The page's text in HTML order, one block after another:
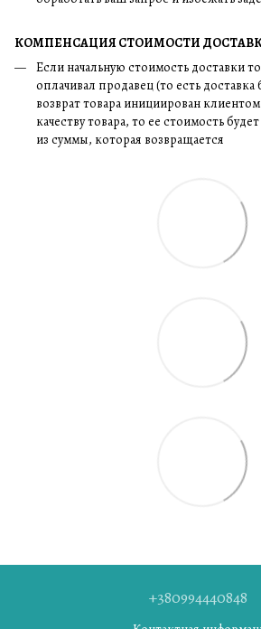
КОМПЕНСАЦИЯ СТОИМОСТИ
Если начальную стоимость доставки
оплачивал продавец (то есть
возврат товара инициирован
качеству товара, то ее стоимость
из суммы, которая возвращается
+380994440848